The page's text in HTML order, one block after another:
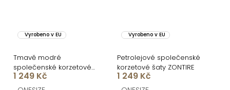
Vyrobeno v EU
Tmavě modré
společenské korzetové
plesové šaty ZONTIRE
1 249 Kč
Vyrobeno v EU
Petrolejové společenské
korzetové šaty ZONTIRE
1 249 Kč